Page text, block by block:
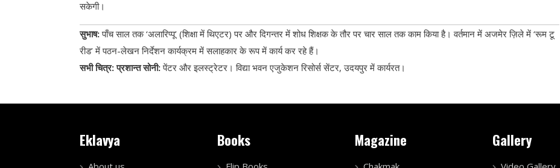
सकेगी।
सुभाष:पाँच साल तक ‘अलारिप्पू’ (शिक्षा में थिएटर) पर और दिगन्तर में शोध शिक्षक के तौर पर चार साल तक काम किया है। वर्तमान में अजमेर ज़िले में ‘रूम टू
रीड’ में पठन-लेखन निर्देशन कार्यक्रम में सलाहकार के रूप में कार्य कर रहे हैं।
सभी चित्र: प्रशान्त सोनी:पेंटर और इलस्ट्रेटर। विद्या भवन एजुकेशन रिसोर्स सेंटर, उदयपुर में कार्यरत।
Eklavya Books Magazine Gallery